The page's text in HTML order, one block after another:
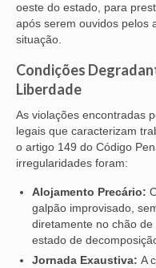
oeste do estado, para
após serem ouvidos pelos
situação.
Condições
Liberdade
As violações encontradas
legais que caracterizam
o artigo 149 do Código
irregularidades foram:
Alojamento Precário:
galpão improvisado,
diretamente no chão
estado de
Jornada Exaustiva: A